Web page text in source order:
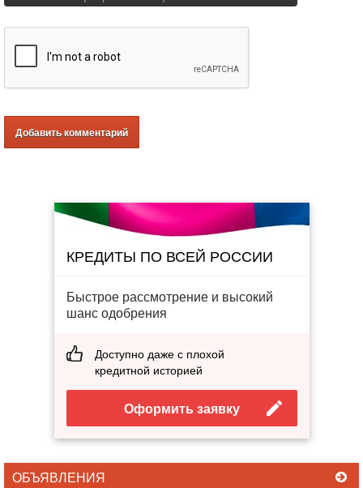
КРЕДИТЫ ПО ВСЕЙ РОССИИ
Быстрое рассмотрение и высокий
шанс одобрения
Доступно даже с плохой
кредитной историей
Оформить заявку
ОБЪЯВЛЕНИЯ